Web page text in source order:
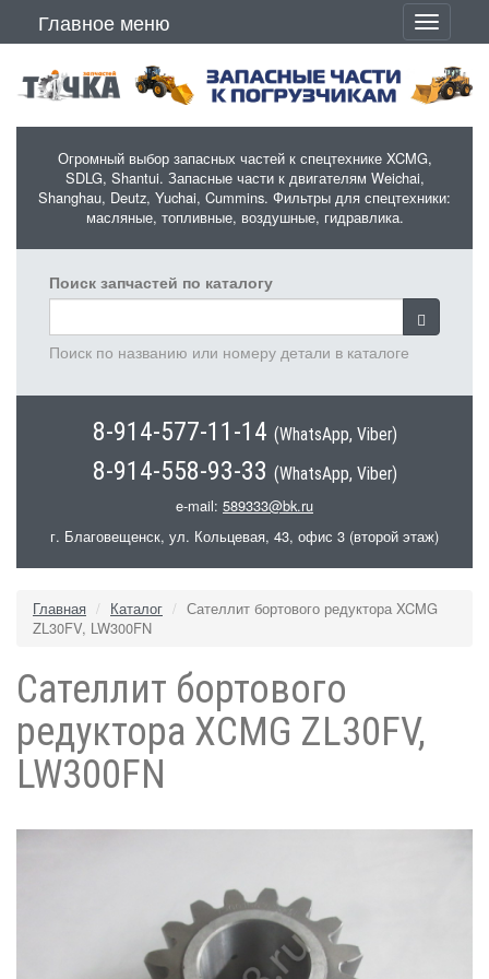
Главное меню
Toggle
Огромный выбор запасных частей к спецтехнике XCMG,
SDLG, Shantui. Запасные части к двигателям Weichai,
Shanghau, Deutz, Yuchai, Cummins. Фильтры для спецтехники:
масляные, топливные, воздушные, гидравлика.
Поиск запчастей по каталогу
Поиск по названию или номеру детали в каталоге
8-914-577-11-14 (WhatsApp, Viber)
8-914-558-93-33 (WhatsApp, Viber)
e-mail: 589333@bk.ru
г. Благовещенск, ул. Кольцевая, 43, офис 3 (второй этаж)
Главная Каталог
Сателлит бортового редуктора XCMG
ZL30FV, LW300FN
Сателлит бортового
редуктора XCMG ZL30FV,
LW300FN